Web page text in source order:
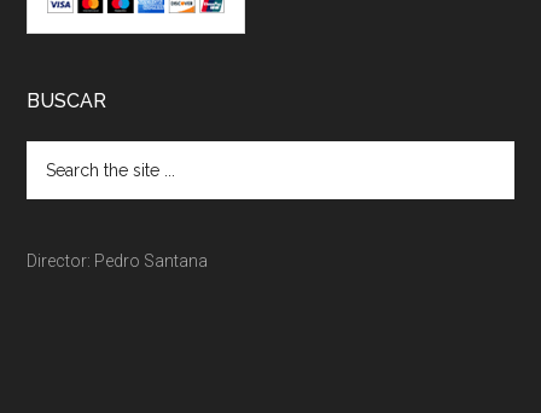
BUSCAR
Director: Pedro Santana